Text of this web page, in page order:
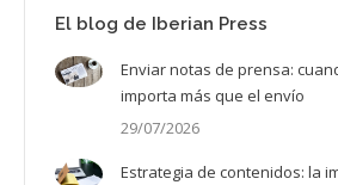
El blog de Iberian Press
Enviar notas de prensa:
importa más que el envío
29/07/2026
Estrategia de contenidos: la